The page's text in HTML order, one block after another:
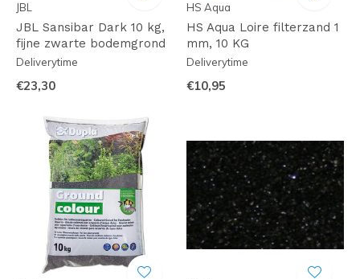
JBL
JBL Sansibar Dark 10 kg,
fijne zwarte bodemgrond
Deliverytime
€23,30
HS Aqua
HS Aqua Loire filterzand 1
mm, 10 KG
Deliverytime
€10,95